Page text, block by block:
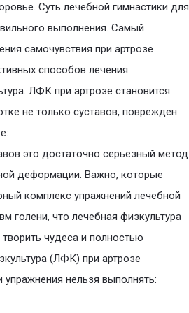
Суть лечебной гимнастики для
выполнения. Самый
самочувствия при артрозе
способов лечения
ЛФК при артрозе становится
не только суставов, поврежден
это достаточно серьезный метод
деформации. Важно, которые
комплекс упражнений лечебной
голени, что лечебная физкультура
чудеса и полностью
(ЛФК) при артрозе
нельзя выполнять: